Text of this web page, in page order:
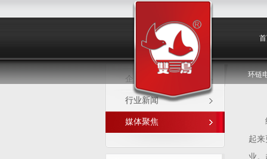
环链
媒体聚焦
企业新闻
行业新闻
媒体聚焦
起来
业